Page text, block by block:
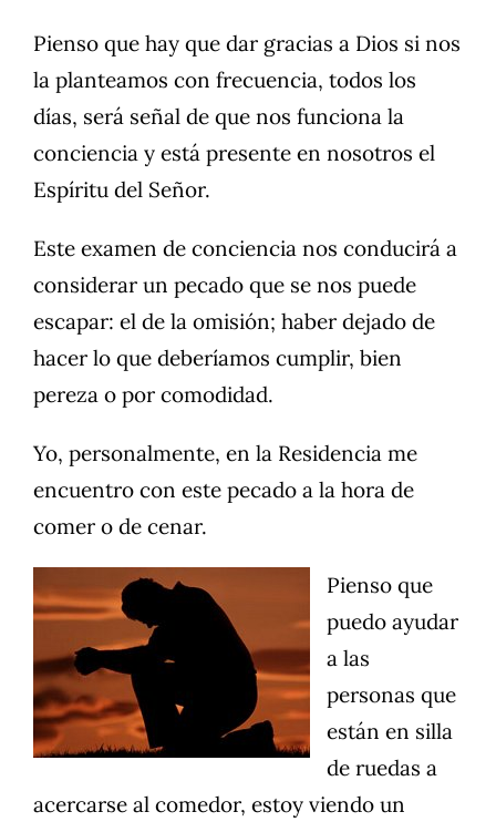
Pienso que hay que dar gracias a Dios si nos
la planteamos con frecuencia, todos los
días, será señal de que nos funciona la
conciencia y está presente en nosotros el
Espíritu del Señor.
Este examen de conciencia nos conducirá a
considerar un pecado que se nos puede
escapar: el de la omisión; haber dejado de
hacer lo que deberíamos cumplir, bien
pereza o por comodidad.
Yo, personalmente, en la Residencia me
encuentro con este pecado a la hora de
comer o de cenar.
Pienso que
puedo ayudar
a las
personas que
están en silla
de ruedas a
acercarse al comedor, estoy viendo un